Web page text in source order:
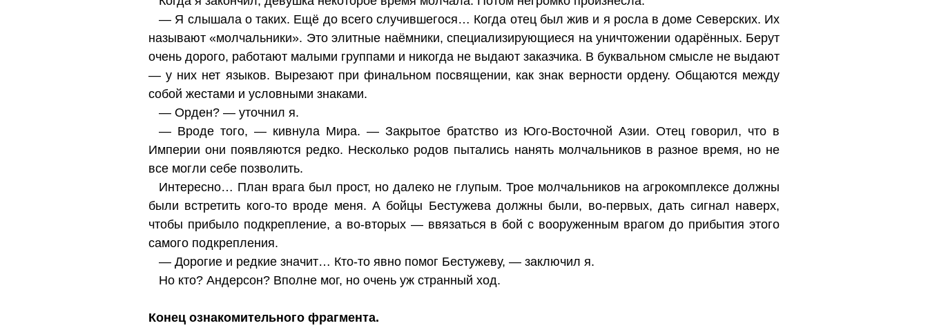
— Я слышала о таких. Ещё до всего случившегося… Когда отец был жив и я росла в доме Северских. Их
называют «молчальники». Это элитные наёмники, специализирующиеся на уничтожении одарённых. Берут
очень дорого, работают малыми группами и никогда не выдают заказчика. В буквальном смысле не выдают
— у них нет языков. Вырезают при финальном посвящении, как знак верности ордену. Общаются между
собой жестами и условными знаками.
— Орден? — уточнил я.
— Вроде того, — кивнула Мира. — Закрытое братство из Юго-Восточной Азии. Отец говорил, что в
Империи они появляются редко. Несколько родов пытались нанять молчальников в разное время, но не
все могли себе позволить.
Интересно… План врага был прост, но далеко не глупым. Трое молчальников на агрокомплексе должны
были встретить кого-то вроде меня. А бойцы Бестужева должны были, во-первых, дать сигнал наверх,
чтобы прибыло подкрепление, а во-вторых — ввязаться в бой с вооруженным врагом до прибытия этого
самого подкрепления.
— Дорогие и редкие значит… Кто-то явно помог Бестужеву, — заключил я.
Но кто? Андерсон? Вполне мог, но очень уж странный ход.
Конец ознакомительного фрагмента.